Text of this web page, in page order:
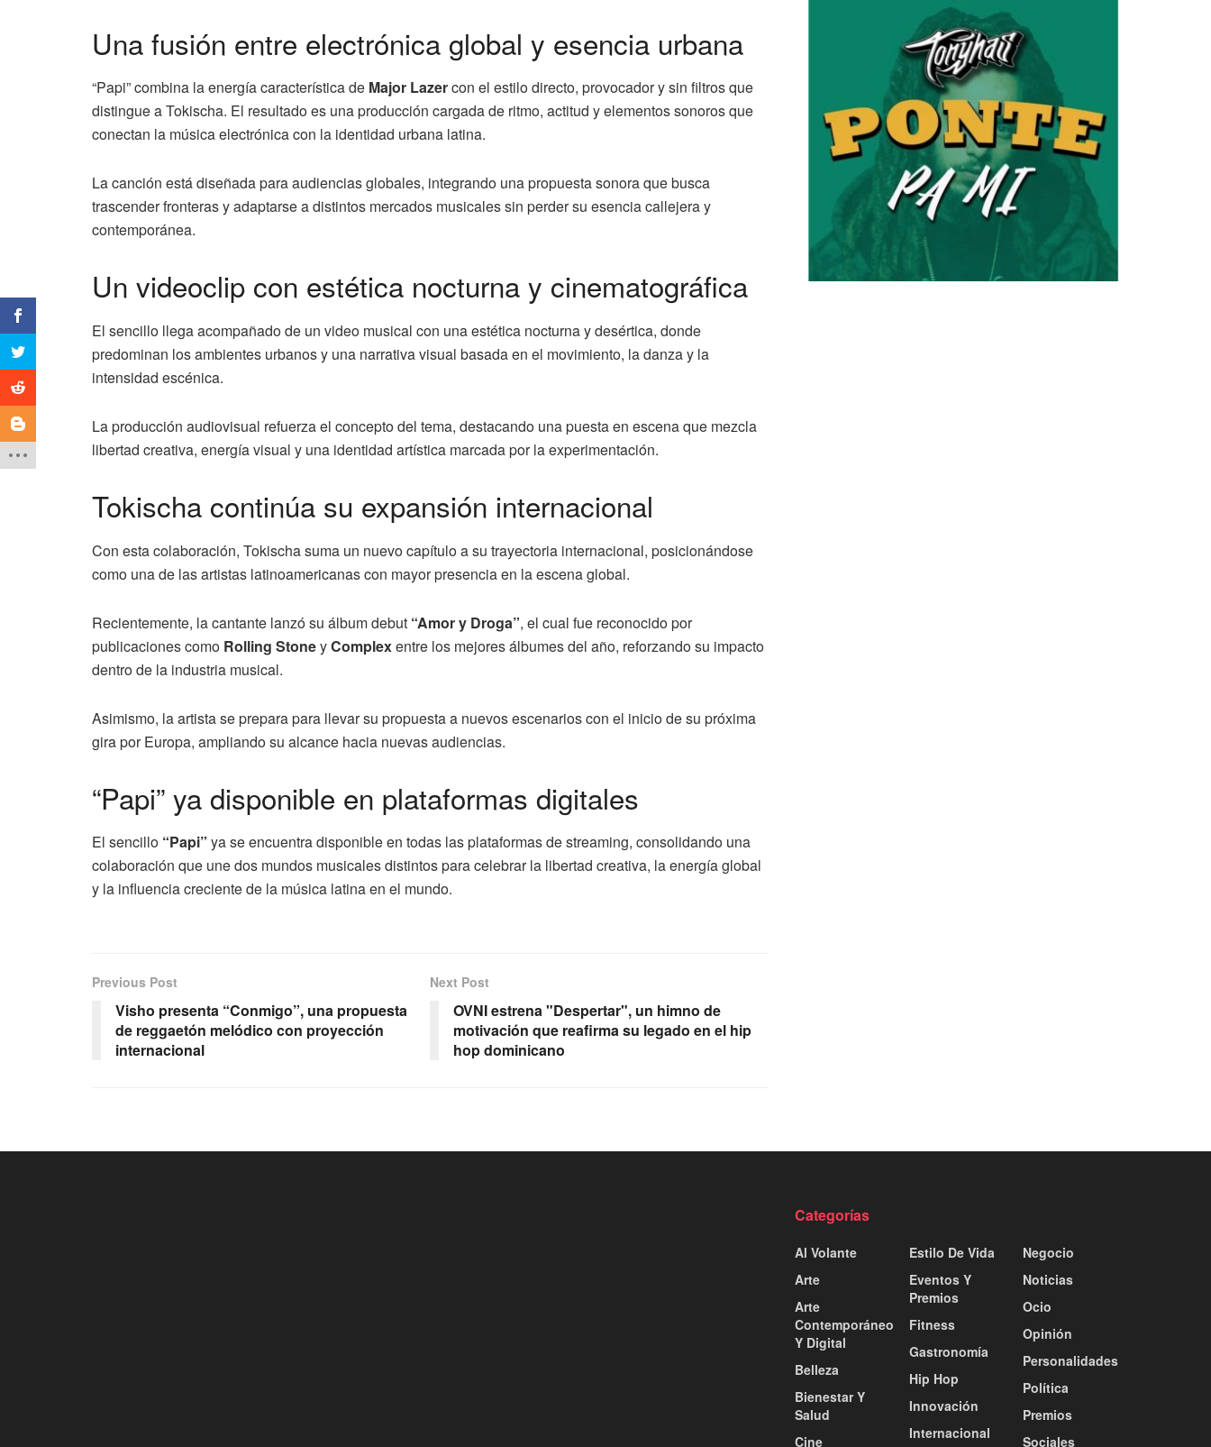
Una fusión entre electrónica global y esencia urbana
“Papi” combina la energía característica de Major Lazercon el estilo directo, provocador y sin filtros que
distingue a Tokischa. El resultado es una producción cargada de ritmo, actitud y elementos sonoros que
conectan la música electrónica con la identidad urbana latina.
La canción está diseñada para audiencias globales, integrando una propuesta sonora que busca
trascender fronteras y adaptarse a distintos mercados musicales sin perder su esencia callejera y
contemporánea.
Un videoclip con estética nocturna y cinematográfica
El sencillo llega acompañado de un video musical con una estética nocturna y desértica, donde
predominan los ambientes urbanos y una narrativa visual basada en el movimiento, la danza y la
intensidad escénica.
La producción audiovisual refuerza el concepto del tema, destacando una puesta en escena que mezcla
libertad creativa, energía visual y una identidad artística marcada por la experimentación.
Tokischa continúa su expansión internacional
Con esta colaboración, Tokischa suma un nuevo capítulo a su trayectoria internacional, posicionándose
como una de las artistas latinoamericanas con mayor presencia en la escena global.
Recientemente, la cantante lanzó su álbum debut “Amor y Droga”, el cual fue reconocido por
publicaciones como Rolling StoneyComplexentre los mejores álbumes del año, reforzando su impacto
dentro de la industria musical.
Asimismo, la artista se prepara para llevar su propuesta a nuevos escenarios con el inicio de su próxima
gira por Europa, ampliando su alcance hacia nuevas audiencias.
“Papi” ya disponible en plataformas digitales
El sencillo “Papi” ya se encuentra disponible en todas las plataformas de streaming, consolidando una
colaboración que une dos mundos musicales distintos para celebrar la libertad creativa, la energía global
y la influencia creciente de la música latina en el mundo.
Previous Post
Visho presenta “Conmigo”, una propuesta
de reggaetón melódico con proyección
internacional
Next Post
OVNI estrena "Despertar", un himno de
motivación que reafirma su legado en el hip
hop dominicano
Categorías
Al Volante
Arte
Arte
Contemporáneo
Y Digital
Belleza
Bienestar Y
Salud
Cine
Estilo De Vida
Eventos Y
Premios
Fitness
Gastronomía
Hip Hop
Innovación
Internacional
Negocio
Noticias
Ocio
Opinión
Personalidades
Política
Premios
Sociales